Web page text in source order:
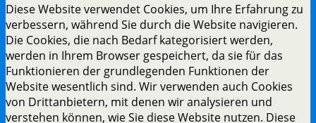
Diese Website verwendet Cookies, um Ihre Erfahrung zu
verbessern, während Sie durch die Website navigieren.
Die Cookies, die nach Bedarf kategorisiert werden,
werden in Ihrem Browser gespeichert, da sie für das
Funktionieren der grundlegenden Funktionen der
Website wesentlich sind. Wir verwenden auch Cookies
von Drittanbietern, mit denen wir analysieren und
verstehen können, wie Sie diese Website nutzen. Diese